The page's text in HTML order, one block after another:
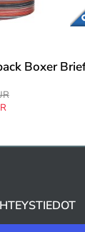
Boxer